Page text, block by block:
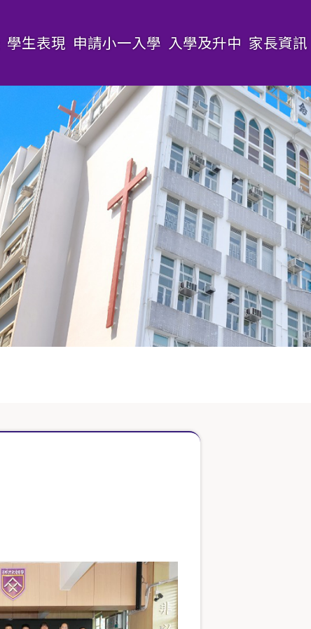
學生表現 申請小一入學 入學及升中 家長資訊